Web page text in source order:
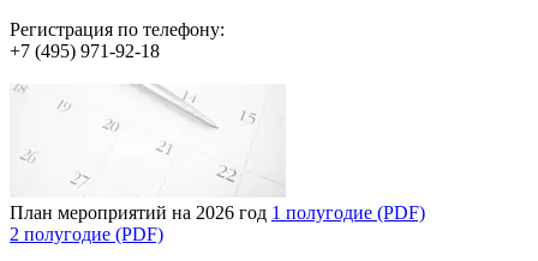
Регистрация по телефону:
+7 (495) 971-92-18
План мероприятий на 2026 год 1 полугодие (PDF)
2 полугодие (PDF)